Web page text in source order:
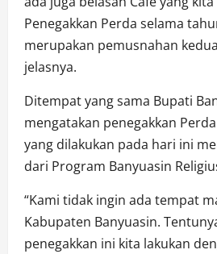
Penegakkan Perda selama
merupakan pemusnahan
jelasnya.
Ditempat yang sama Bupati
mengatakan penegakkan
yang dilakukan pada hari ini
dari Program Banyuasin
“Kami tidak ingin ada tempat
Kabupaten Banyuasin.
penegakkan ini kita lakukan